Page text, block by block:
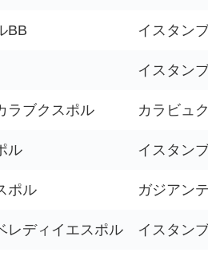
BB イスタン
イスタン
ラブクスポル カラビュ
ル イスタン
ポル ガジアン
レディイエスポル イスタン